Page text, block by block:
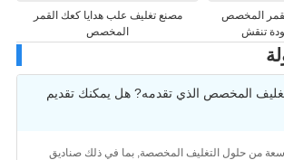
تغليف علب هدايا كعك القمر
صندوق كعك القمر
تغليف كعك القمر
المخصص الذي تقدمه? هل يمكنك تقديم
التغليف المخصصة, بما في ذلك صناديق